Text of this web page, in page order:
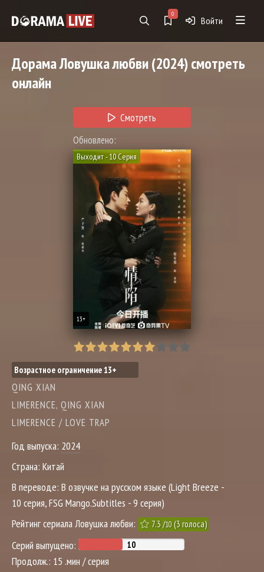
0
Войти
ДорамаЛовушка любви(2024) смотреть
онлайн
Смотреть
Обновлено:
Выходит - 10 Серия
13+
Возрастное ограничение 13+
QING XIAN
LIMERENCE, QING XIAN
LIMERENCE / LOVE TRAP
Год выпуска: 2024
Страна: Китай
В переводе: В озвучке на русском языке (Light Breeze -
10 серия, FSG Mango.Subtitles - 9 серия)
Рейтинг сериала Ловушка любви:
7.3/10(3голоса)
Серий выпущено:
Продолж.: 15 .мин / серия